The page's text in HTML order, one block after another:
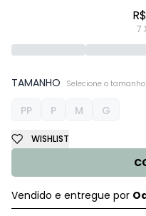
7
TAMANHO Selecione o tamanho
PP P M G
WISHLIST
Vendido e entregue por